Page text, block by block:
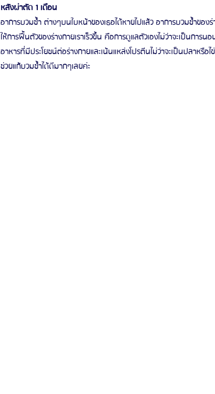
หลังผ่าตัด 1 เดือน
อาการบวมช้ำ ต่างๆบนใบหน้าของเธอได้หายไปแล้ว อาการบวมช้ำขอ
ให้การฟื้นตัวของร่างกายเราเร็วขึ้น คือการดูแลตัวเองไม่ว่าจะเป็นก
อาหารที่มีประโยชน์ต่อร่างกายและเน้นแหล่งโปรตีนไม่ว่าจะเป็นปลาหรือ
ช่วยแก้บวมช้ำได้ดีมากๆเลยค่ะ